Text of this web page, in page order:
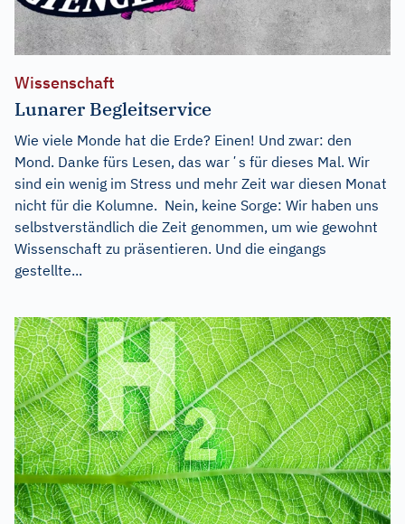
Wissenschaft
Lunarer Begleitservice
Wie viele Monde hat die Erde? Einen! Und zwar: den
Mond. Danke fürs Lesen, das warʼs für dieses Mal. Wir
sind ein wenig im Stress und mehr Zeit war diesen Monat
nicht für die Kolumne. Nein, keine Sorge: Wir haben uns
selbstverständlich die Zeit genommen, um wie gewohnt
Wissenschaft zu präsentieren. Und die eingangs
gestellte...